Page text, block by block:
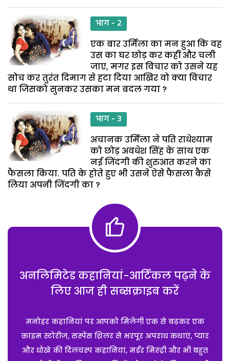
भाग - 2
एक बार उर्मिला का मन हुआ कि वह
उस का घर छोड़ कर कहीं और चली
जाए, मगर इस विचार को उसने यह
सोच कर तुरंत दिमाग से हटा दिया आखिर वो क्या विचार
था जिसको सुनकर उसका मन बदल गया ?
भाग - 3
अचानक उर्मिला ने पति राधेश्याम
को छोड़ अवधेश सिंह के साथ एक
नई जिंदगी की शुरुआत करने का
फैसला किया. पति के होते हुए भी उसने ऐसे फैसला कैसे
लिया अपनी जिंदगी का ?
अनलिमिटेड कहानियां-आर्टिकल पढ़ने के
लिए आज ही सब्सक्राइब करें
मनोहर कहानियां पर आपको मिलेंगी एक से बढ़कर एक
क्राइम स्टोरीज, सस्पेंस थ्रिलर से भरपूर अपराध कथाएं, प्यार
और धोखे की दिलचस्प कहानियां, मर्डर मिस्ट्री और भी बहुत